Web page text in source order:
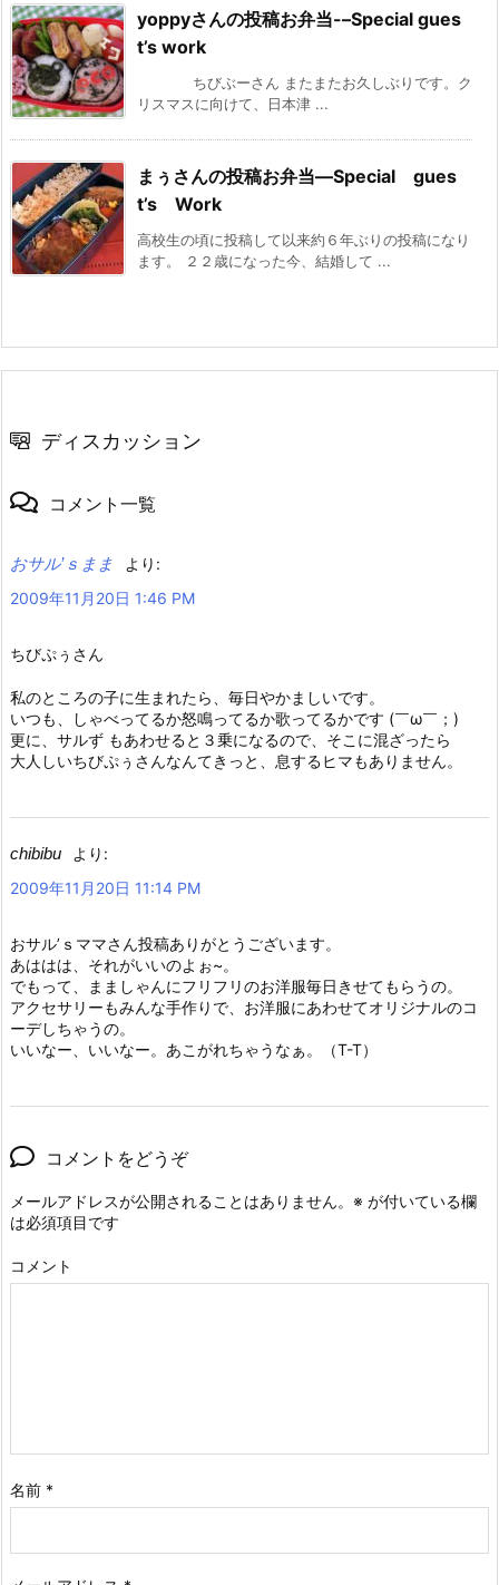
yoppyさんの投稿お弁当-–Special gues
t’s work
ちびぶーさん またまたお久しぶりです。ク
リスマスに向けて、日本津 ...
まぅさんの投稿お弁当—Special gues
t’s Work
高校生の頃に投稿して以来約６年ぶりの投稿になり
ます。 ２２歳になった今、結婚して ...
ディスカッション
コメント一覧
おサル’ｓまま
より:
2009年11月20日 1:46 PM
ちびぷぅさん
私のところの子に生まれたら、毎日やかましいです。
いつも、しゃべってるか怒鳴ってるか歌ってるかです (￣ω￣；)
更に、サルず もあわせると３乗になるので、そこに混ざったら
大人しいちびぷぅさんなんてきっと、息するヒマもありません。
chibibu
より:
2009年11月20日 11:14 PM
おサル’ｓママさん投稿ありがとうございます。
あははは、それがいいのよぉ~。
でもって、まましゃんにフリフリのお洋服毎日きせてもらうの。
アクセサリーもみんな手作りで、お洋服にあわせてオリジナルのコ
ーデしちゃうの。
いいなー、いいなー。あこがれちゃうなぁ。（T-T）
コメントをどうぞ
メールアドレスが公開されることはありません。 ※ が付いている欄
は必須項目です
コメント
名前 *